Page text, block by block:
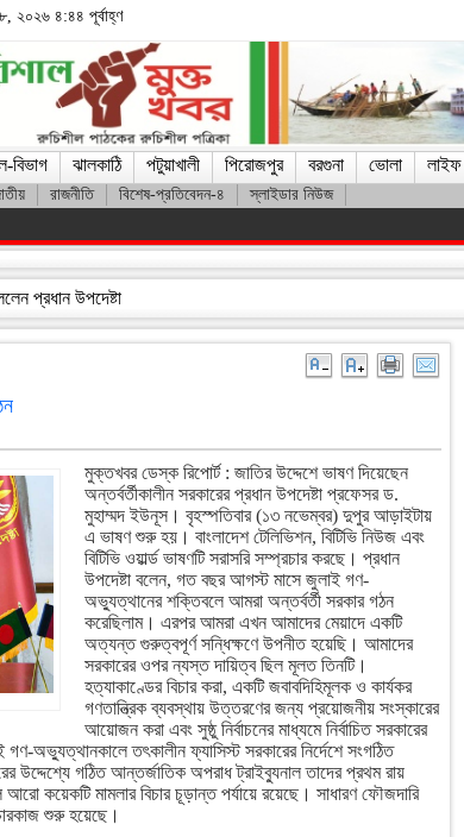
২০২৬ ৪:৪৪ পূর্বাহ্ণ
বিভাগ ঝালকাঠি পটুয়াখালী পিরোজপুর বরগুনা ভোলা লাইফ
রাজনীতি বিশেষ-প্রতিবেদন-৪ স্লাইডার নিউজ
হাসিনার সঙ্গে দেশে ফিরতে চান সাকিব
প্রধান উপদেষ্টা
মুক্তখবর ডেস্ক রিপোর্ট : জাতির উদ্দেশে ভাষণ দিয়েছেন
অন্তর্বর্তীকালীন সরকারের প্রধান উপদেষ্টা প্রফেসর ড.
মুহাম্মদ ইউনূস। বৃহস্পতিবার (১৩ নভেম্বর) দুপুর আড়াইটায়
এ ভাষণ শুরু হয়। বাংলাদেশ টেলিভিশন, বিটিভি নিউজ এবং
বিটিভি ওয়ার্ল্ড ভাষণটি সরাসরি সম্প্রচার করছে। প্রধান
উপদেষ্টা বলেন, গত বছর আগস্ট মাসে জুলাই গণ-
অভ্যুত্থানের শক্তিবলে আমরা অন্তর্বর্তী সরকার গঠন
করেছিলাম। এরপর আমরা এখন আমাদের মেয়াদে একটি
অত্যন্ত গুরুত্বপূর্ণ সন্ধিক্ষণে উপনীত হয়েছি। আমাদের
সরকারের ওপর ন্যস্ত দায়িত্ব ছিল মূলত তিনটি।
হত্যাকাণ্ডের বিচার করা, একটি জবাবদিহিমূলক ও কার্যকর
গণতান্ত্রিক ব্যবস্থায় উত্তরণের জন্য প্রয়োজনীয় সংস্কারের
আয়োজন করা এবং সুষ্ঠু নির্বাচনের মাধ্যমে নির্বাচিত সরকারের
অভ্যুত্থানকালে তৎকালীন ফ্যাসিস্ট সরকারের নির্দেশে সংগঠিত
উদ্দেশ্যে গঠিত আন্তর্জাতিক অপরাধ ট্রাইব্যুনাল তাদের প্রথম রায়
কয়েকটি মামলার বিচার চূড়ান্ত পর্যায়ে রয়েছে। সাধারণ ফৌজদারি
শুরু হয়েছে।